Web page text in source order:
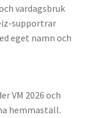
vardagsbruk
supportrar
eget namn och
VM 2026 och
hemmaställ.